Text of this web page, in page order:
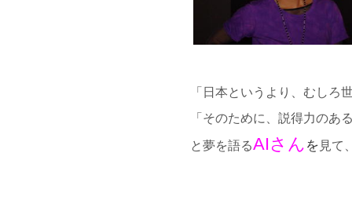
「日本というより、むしろ
「そのために、説得力のあ
と夢を語るAIさん を 見て